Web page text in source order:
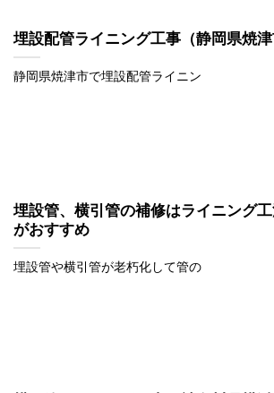
埋設配管ライニング工事（静岡県焼津
静岡県焼津市で埋設配管ライニン
埋設管、横引管の補修はライニング工
がおすすめ
埋設管や横引管が老朽化して管の